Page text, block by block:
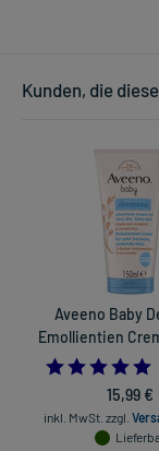
Kunden, die
Aveeno Baby
Emollientien
15,99 €
inkl. MwSt. zzgl.